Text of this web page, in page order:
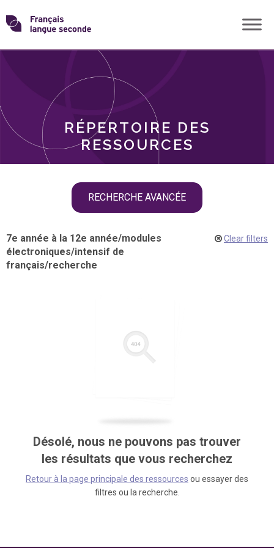
Skip
toTransformons
langue
RÉPERTOIRE DES
RESSOURCES
RECHERCHE AVANCÉE
THÈMES
7e année à la 12e année/modules
électroniques/intensif de
français/recherche
Clear filters
Désolé, nous ne pouvons pas trouver
les résultats que vous recherchez
Retour à la page principale des ressources ou essayer des
filtres ou la recherche.